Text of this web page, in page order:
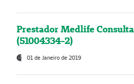
Prestador Medlife
(51004334-2)
01 de Janeiro de 2019